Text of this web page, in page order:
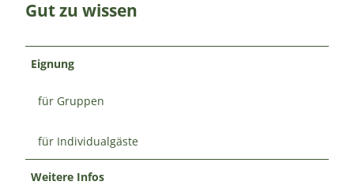
Gut zu wissen
Eignung
für Gruppen
für Individualgäste
Weitere Infos